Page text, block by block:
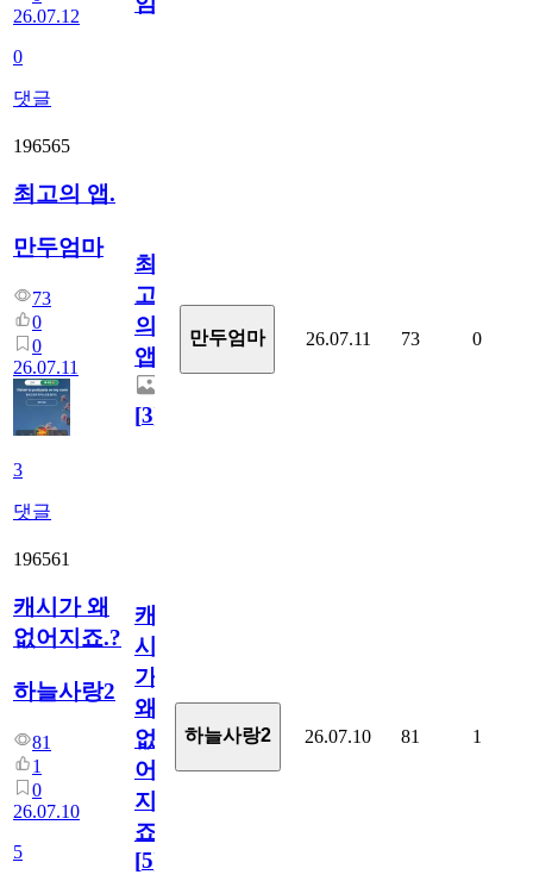
26.07.12
0
댓글
196565
최고의 앱.
만두엄마
73
0
0
26.07.11
3
댓글
최
고
의
앱.
[3]
만두엄마 26.07.11 73 0
196561
캐시가 왜
없어지죠.?
하늘사랑2
81
1
0
26.07.10
5
캐
시
가
왜
없
어
지
죠.?
[5]
하늘사랑2 26.07.10 81 1